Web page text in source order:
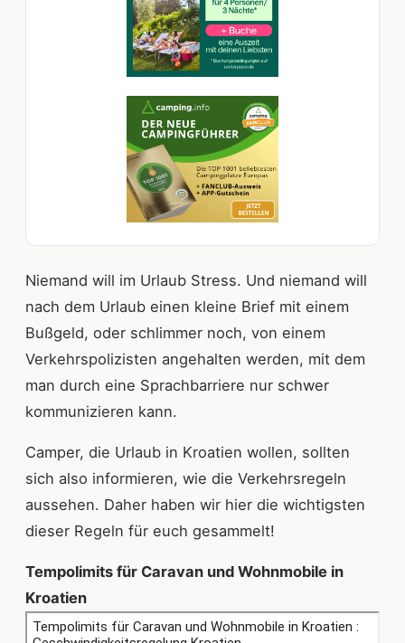
Niemand will im Urlaub Stress. Und niemand will
nach dem Urlaub einen kleine Brief mit einem
Bußgeld, oder schlimmer noch, von einem
Verkehrspolizisten angehalten werden, mit dem
man durch eine Sprachbarriere nur schwer
kommunizieren kann.
Camper, die Urlaub in Kroatien wollen, sollten
sich also informieren, wie die Verkehrsregeln
aussehen. Daher haben wir hier die wichtigsten
dieser Regeln für euch gesammelt!
Tempolimits für Caravan und Wohnmobile in
Kroatien